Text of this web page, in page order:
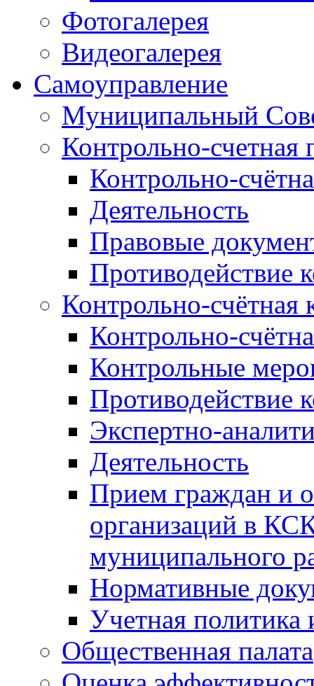
Фотогалерея
Видеогалерея
Самоуправление
Муниципальный
Контрольно-счетная
Контрольно-
Деятельность
Правовые
Противодействие
Контрольно-счётная
Контрольно-
Контрольные
Противодействие
Экспертно-
Деятельность
Прием граждан и
организаций в
муниципального
Нормативные
Учетная политика
Общественная палата